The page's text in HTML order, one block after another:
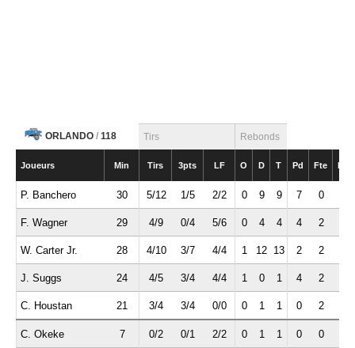
ORLANDO / 118 Tirs Rebonds
Joueurs Min Tirs 3pts LF O D T Pd Fte Int
P. Banchero 30 5/12 1/5 2/2 0 9 9 7 0
F. Wagner 29 4/9 0/4 5/6 0 4 4 4 2
W. Carter Jr. 28 4/10 3/7 4/4 1 12 13 2 2
J. Suggs 24 4/5 3/4 4/4 1 0 1 4 2
C. Houstan 21 3/4 3/4 0/0 0 1 1 0 2
C. Okeke 7 0/2 0/1 2/2 0 1 1 0 0